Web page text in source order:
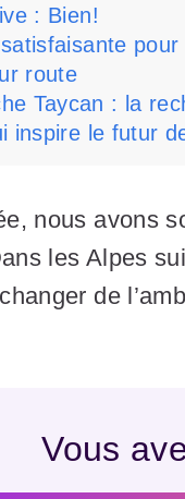
: Bien!
route
Taycan : la
inspire le futur
nous avons
les Alpes
de
Vous